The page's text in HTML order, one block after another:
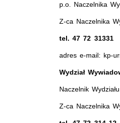
p.o. Naczelnika
Z-ca Naczelnika
tel. 47 72 31331
adres e-mail: kp-
Wydział
Naczelnik
Z-ca Naczelnika